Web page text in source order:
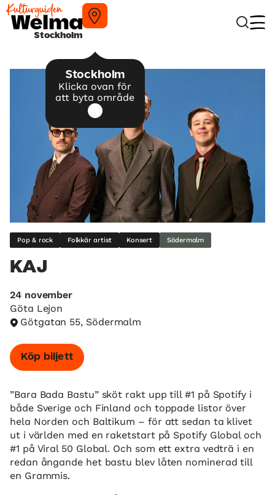
Stockholm
Stockholm
Klicka ovan för
att byta område
Pop & rock Folkkär artist Konsert Södermalm
KAJ
24 november
Göta Lejon
Götgatan 55, Södermalm
Köp biljett
”Bara Bada Bastu” sköt rakt upp till #1 på Spotify i
både Sverige och Finland och toppade listor över
hela Norden och Baltikum – för att sedan ta klivet
ut i världen med en raketstart på Spotify Global och
#1 på Viral 50 Global. Och som ett extra vedträ i en
redan ångande het bastu blev låten nominerad till
en Grammis.